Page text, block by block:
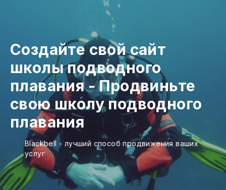
Создайте свой сайт
школы подводного
плавания-Продвиньте
свою школу подводного
плавания
Blackbell - лучший способ продвижения ваших
услуг